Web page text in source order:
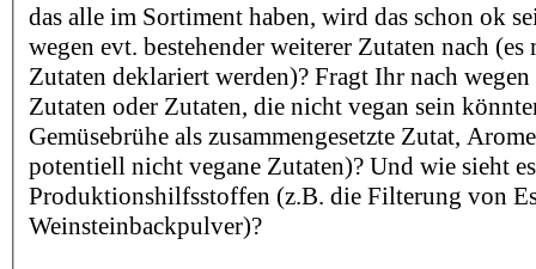
das alle im Sortiment haben, wird das schon ok
wegen evt. bestehender weiterer Zutaten nach (es
Zutaten deklariert werden)? Fragt Ihr nach wegen
Zutaten oder Zutaten, die nicht vegan sein
Gemüsebrühe als zusammengesetzte Zutat,
potentiell nicht vegane Zutaten)? Und wie sieht
Produktionshilfsstoffen (z.B. die Filterung von
Weinsteinbackpulver)?